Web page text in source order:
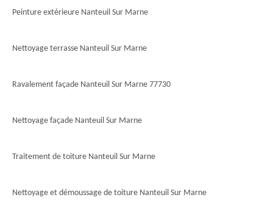
Peinture extérieure Nanteuil Sur Marne
Nettoyage terrasse Nanteuil Sur Marne
Ravalement façade Nanteuil Sur Marne 77730
Nettoyage façade Nanteuil Sur Marne
Traitement de toiture Nanteuil Sur Marne
Nettoyage et démoussage de toiture Nanteuil Sur Marne